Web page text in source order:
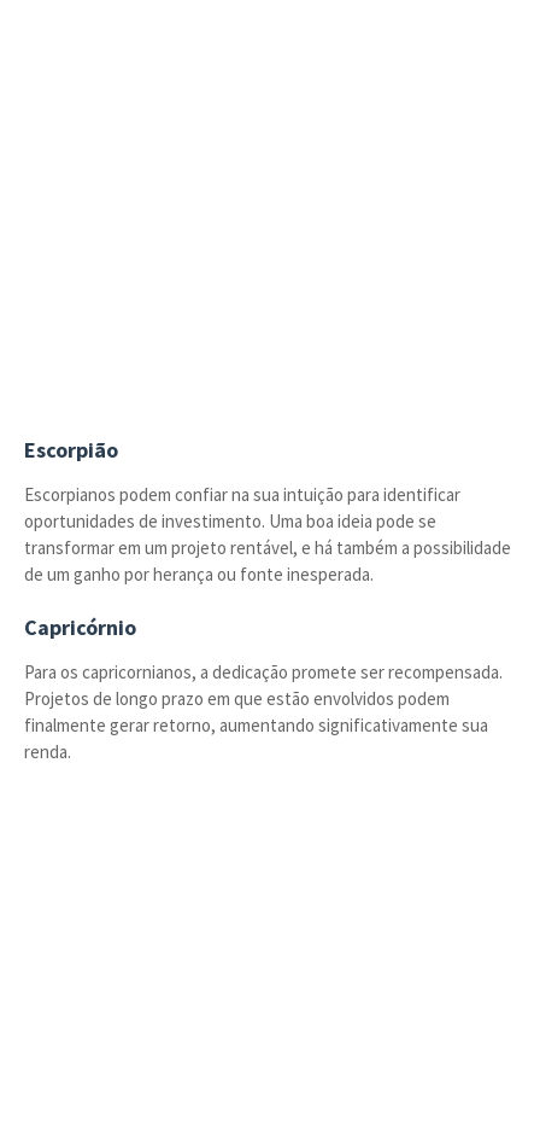
Escorpião
Escorpianos podem confiar na sua intuição para identificar
oportunidades de investimento. Uma boa ideia pode se
transformar em um projeto rentável, e há também a possibilidade
de um ganho por herança ou fonte inesperada.
Capricórnio
Para os capricornianos, a dedicação promete ser recompensada.
Projetos de longo prazo em que estão envolvidos podem
finalmente gerar retorno, aumentando significativamente sua
renda.